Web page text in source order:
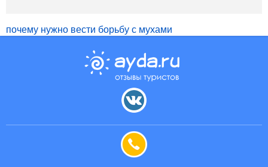
почему нужно вести борьбу с мухами